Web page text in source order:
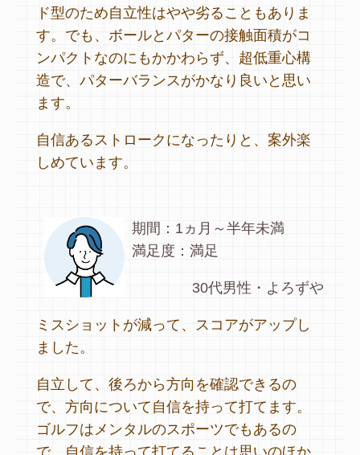
ド型のため自立性はやや劣ることもありま
す。でも、ボールとパターの接触面積がコ
ンパクトなのにもかかわらず、超低重心構
造で、パターバランスがかなり良いと思い
ます。
自信あるストロークになったりと、案外楽
しめています。
期間：1ヵ月～半年未満
満足度：満足
30代男性・よろずや
ミスショットが減って、スコアがアップし
ました。
自立して、後ろから方向を確認できるの
で、方向について自信を持って打てます。
ゴルフはメンタルのスポーツでもあるの
で、自信を持って打てることは思いのほか